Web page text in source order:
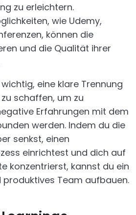
zu erleichtern.
wie Udemy,
können die
und die Qualität ihrer
eine klare Trennung
schaffen, um zu
Erfahrungen mit dem
werden. Indem du die
senkst, einen
einrichtest und dich auf
konzentrierst, kannst du ein
produktives Team aufbauen.